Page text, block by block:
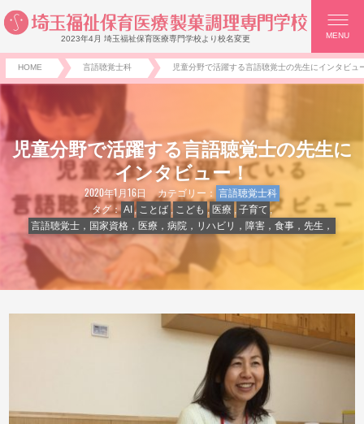
2023年4月 埼玉福祉保育医療専門学校より校名変更 MENU
HOME 言語聴覚士科 児童分野で活躍する言語聴覚士の先生にインタビュ
児童分野で活躍する言語聴覚士の先生に
インタビュー！
2020年1月16日 カテゴリー：
言語聴覚士科
タグ： AI , ことば , こども , 医療 子育て ,
言語聴覚士，国家資格，医療，病院，リハビリ，障害，食事，先生，